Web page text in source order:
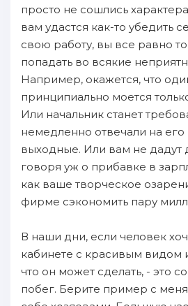
просто не сошлись
вам удастся как-то убедить
свою работу, вы все равно
попадать во всякие
Например, окажется, что
принципиально моется
Или начальник станет
немедленно отвечали на
выходные. Или вам не дадут
говоря уж о прибавке в
как ваше творческое
фирме сэкономить пару
В наши дни, если человек
кабинете с красивым видом
что он может сделать, - это
побег. Берите пример с меня